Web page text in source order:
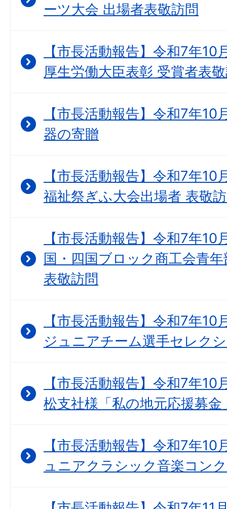
ーツ大会 出場者表敬訪問
【市長活動報告】令和7年10
厚生労働大臣表彰 受賞者表
【市長活動報告】令和7年10
器の寄贈
【市長活動報告】令和7年
福祉祭ぎふ大会出場者 表敬
【市長活動報告】令和7年10
国・四国ブロック商工会青
表敬訪問
【市長活動報告】令和7年
ジュニアチーム選手セレク
【市長活動報告】令和7年
松支社様「私の地元応援募金
【市長活動報告】令和7年
ュニアクラシック音楽コン